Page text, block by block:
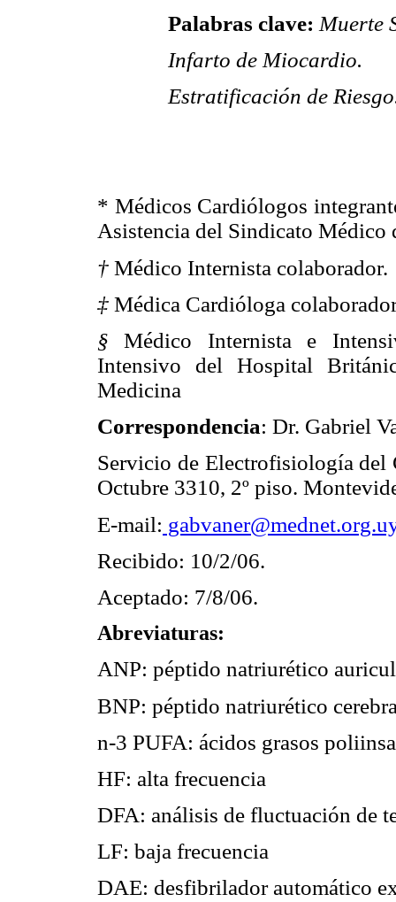
Palabras clave: Muerte
Infarto de Miocardio.
Estratificación de
* Médicos Cardiólogos
Asistencia del Sindicato Médico
† Médico Internista colaborador.
‡ Médica Cardióloga
§ Médico Internista e
Intensivo del Hospital
Medicina
Correspondencia: Dr. Gabriel
Servicio de Electrofisiología
Octubre 3310, 2º piso.
E-mail:
Recibido: 10/2/06.
Aceptado: 7/8/06.
Abreviaturas:
ANP: péptido natriurético
BNP: péptido natriurético
n-3 PUFA: ácidos grasos
HF: alta frecuencia
DFA: análisis de fluctuación de
LF: baja frecuencia
DAE: desfibrilador automático